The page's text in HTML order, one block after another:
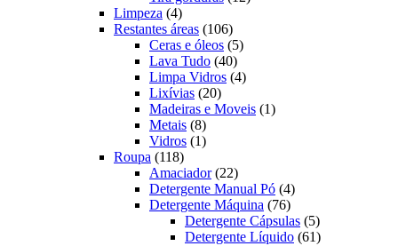
Limpeza 44
produtos
Restantes áreas 106106
produtos
Ceras e óleos 55
Lava Tudo 4040
produtos
Limpa Vidros 44
Lixívias 2020
produtos
Madeiras e Moveis 11
Metais 88
produtos
Vidros 11
Roupa 118118
produtos
Amaciador 2222
produtos
Detergente Manual Pó 44
produtos
Detergente Máquina 7676
produtos
Detergente Cápsulas 55
produtos
Detergente Líquido 6161